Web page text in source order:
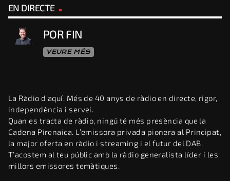
EN DIRECTE
POR FIN
VEURE MÉS
La Ràdio d’aquí. Més de 40 anys de ràdio en directe, rigor,
independència i servei.
Quan es tracta de ràdio, ningú té més presència que la
Cadena Pirenaica. L’emissora privada pionera al Principat,
la major oferta en ràdio i streaming i el futur del DAB.
T’acostem al teu públic amb la ràdio generalista líder i les
millors emissores temàtiques.